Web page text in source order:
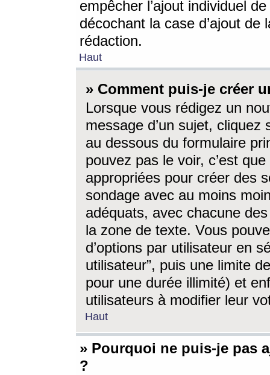
empêcher l’ajout individuel
décochant la case d’ajout
rédaction.
Haut
» Comment puis-je créer
Lorsque vous rédigez un
message d’un sujet, cliquez
au dessous du formulaire
pouvez pas le voir, c’est
appropriées pour créer des
sondage avec au moins
adéquats, avec chacune
la zone de texte. Vous
d’options par utilisateur en
utilisateur”, puis une limite
pour une durée illimité) et
utilisateurs à modifier leur
Haut
» Pourquoi ne puis-je pas
?